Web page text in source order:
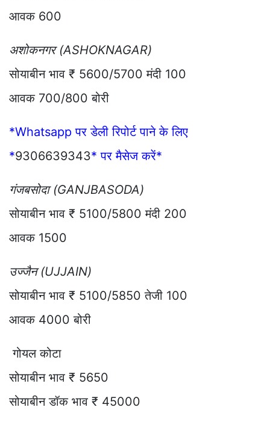
आवक 600
अशोकनगर (ASHOKNAGAR)
सोयाबीन भाव ₹ 5600/5700 मंदी 100
आवक 700/800 बोरी
*Whatsapp पर डेली रिपोर्ट पाने के लिए
*9306639343* पर मैसेज करें*
गंजबसोदा (GANJBASODA)
सोयाबीन भाव ₹ 5100/5800 मंदी 200
आवक 1500
उज्जैन (UJJAIN)
सोयाबीन भाव ₹ 5100/5850 तेजी 100
आवक 4000 बोरी
गोयल कोटा
सोयाबीन भाव ₹ 5650
सोयाबीन डॉक भाव ₹ 45000